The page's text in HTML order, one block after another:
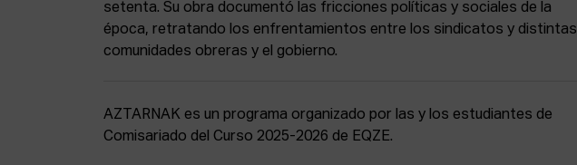
setenta. Su obra documentó las fricciones políticas y sociales de la
época, retratando los enfrentamientos entre los sindicatos y distintas
comunidades obreras y el gobierno.
AZTARNAK es un programa organizado por las y los estudiantes de
Comisariado del Curso 2025-2026 de EQZE.